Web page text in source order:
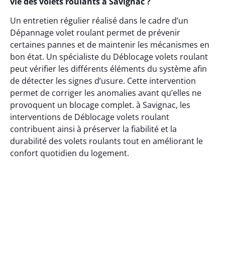
Un entretien régulier réalisé dans le cadre d’un
Dépannage volet roulant permet de prévenir
certaines pannes et de maintenir les mécanismes en
bon état. Un spécialiste du Déblocage volets roulant
peut vérifier les différents éléments du système afin
de détecter les signes d’usure. Cette intervention
permet de corriger les anomalies avant qu’elles ne
provoquent un blocage complet. à Savignac, les
interventions de Déblocage volets roulant
contribuent ainsi à préserver la fiabilité et la
durabilité des volets roulants tout en améliorant le
confort quotidien du logement.